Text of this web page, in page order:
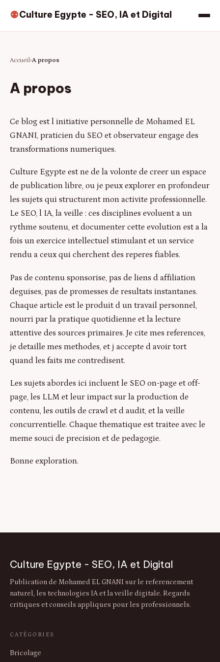
⚉Culture Egypte - SEO, IA et Digital
Accueil A propos
A propos
Ce blog est l initiative personnelle de Mohamed EL
GNANI, praticien du SEO et observateur engage des
transformations numeriques.
Culture Egypte est ne de la volonte de creer un espace
de publication libre, ou je peux explorer en profondeur
les sujets qui structurent mon activite professionnelle.
Le SEO, l IA, la veille : ces disciplines evoluent a un
rythme soutenu, et documenter cette evolution est a la
fois un exercice intellectuel stimulant et un service
rendu a ceux qui cherchent des reperes fiables.
Pas de contenu sponsorise, pas de liens d affiliation
deguises, pas de promesses de resultats instantanes.
Chaque article est le produit d un travail personnel,
nourri par la pratique quotidienne et la lecture
attentive des sources primaires. Je cite mes references,
je detaille mes methodes, et j accepte d avoir tort
quand les faits me contredisent.
Les sujets abordes ici incluent le SEO on-page et off-
page, les LLM et leur impact sur la production de
contenu, les outils de crawl et d audit, et la veille
concurrentielle. Chaque thematique est traitee avec le
meme souci de precision et de pedagogie.
Bonne exploration.
Culture Egypte - SEO, IA et Digital
Publication de Mohamed EL GNANI sur le referencement
naturel, les technologies IA et la veille digitale. Regards
critiques et conseils appliques pour les professionnels.
CATÉGORIES
Bricolage